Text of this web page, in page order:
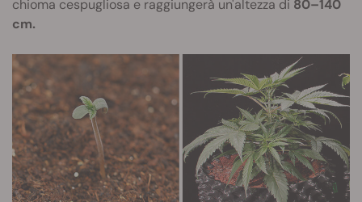
chioma cespugliosa e raggiungerà un'altezza di 80–140
cm.